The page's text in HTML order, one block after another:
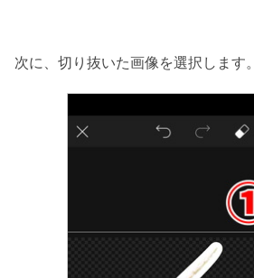
次に、切り抜いた画像を選択します。